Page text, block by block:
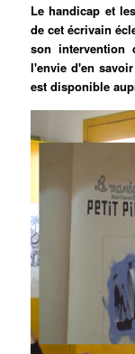
Le handicap et
de cet écrivain
son intervention
l'envie d'en
est disponible